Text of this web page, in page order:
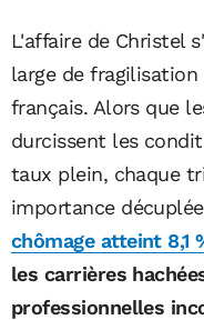
L'affaire de Christel
large de
français. Alors que
durcissent les
taux plein, chaque
importance
chômage atteint 8,1
les carrières
professionnelles